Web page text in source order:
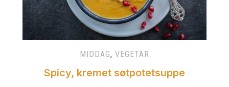
MIDDAG, VEGETAR
Spicy, kremet søtpotetsuppe